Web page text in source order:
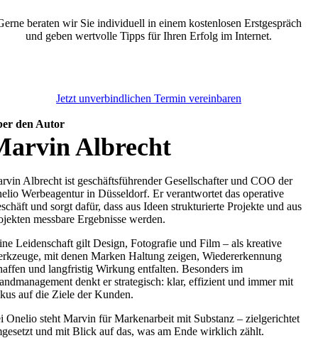
beraten wir Sie individuell in einem kostenlosen Erstgespräch
und geben wertvolle Tipps für Ihren Erfolg im Internet.
Jetzt unverbindlichen Termin vereinbaren
den Autor
Albrecht
Albrecht ist geschäftsführender Gesellschafter und COO der
Werbeagentur in Düsseldorf. Er verantwortet das operative
und sorgt dafür, dass aus Ideen strukturierte Projekte und aus
messbare Ergebnisse werden.
Leidenschaft gilt Design, Fotografie und Film – als kreative
mit denen Marken Haltung zeigen, Wiedererkennung
und langfristig Wirkung entfalten. Besonders im
denkt er strategisch: klar, effizient und immer mit
auf die Ziele der Kunden.
Onelio steht Marvin für Markenarbeit mit Substanz – zielgerichtet
und mit Blick auf das, was am Ende wirklich zählt.